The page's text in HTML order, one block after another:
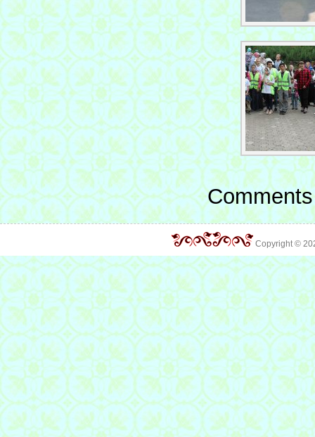
Copyright ©